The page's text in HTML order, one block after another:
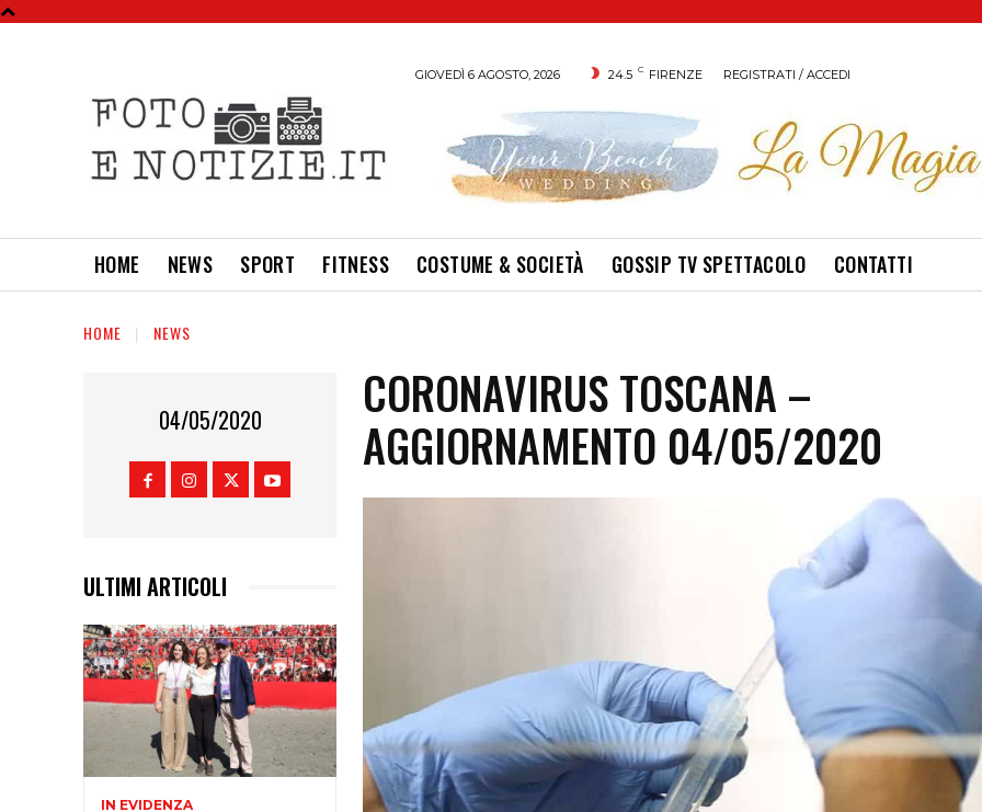
GIOVEDÌ 6 AGOSTO, 2026 24.5 C FIRENZE REGISTRATI / ACCEDI
HOME NEWS SPORT FITNESS COSTUME & SOCIETÀ GOSSIP TV SPETTACOLO CONTATTI
HOME NEWS
04/05/2020
ULTIMI ARTICOLI
IN EVIDENZA
CORONAVIRUS TOSCANA –
AGGIORNAMENTO 04/05/2020